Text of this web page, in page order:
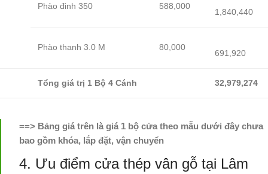
Phào đinh 350 588,000
1,840,440
Phào thanh 3.0 M 80,000
691,920
Tổng giá trị 1 Bộ 4 Cánh 32,979,274
==> Bảng giá trên là giá 1 bộ cửa theo mẫu dưới đây chưa
bao gồm khóa, lắp đặt, vận chuyển
4. Ưu điểm cửa thép vân gỗ tại Lâm